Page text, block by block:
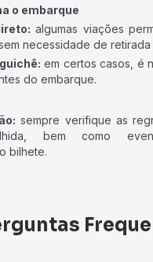
o embarque
algumas viações
necessidade de retirada
em certos casos, é
do embarque.
sempre verifique as
bem como
bilhete.